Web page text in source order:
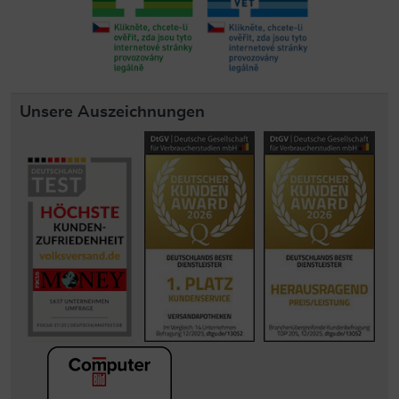
Unsere Auszeichnungen